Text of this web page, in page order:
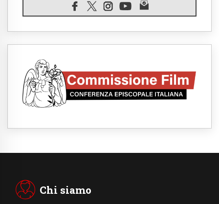
07.08.2026
Il Papa in Francia, quattro giorni intensi tra
SIGNIS 2026, dare voce alle religiose
Honduras, gli sfollati invisibili di una crisi
dimenticata
07.08.2026
Italia, Antigone: carceri al limite della
Parolin conclude il viaggio in Messico: "La
Chi siamo